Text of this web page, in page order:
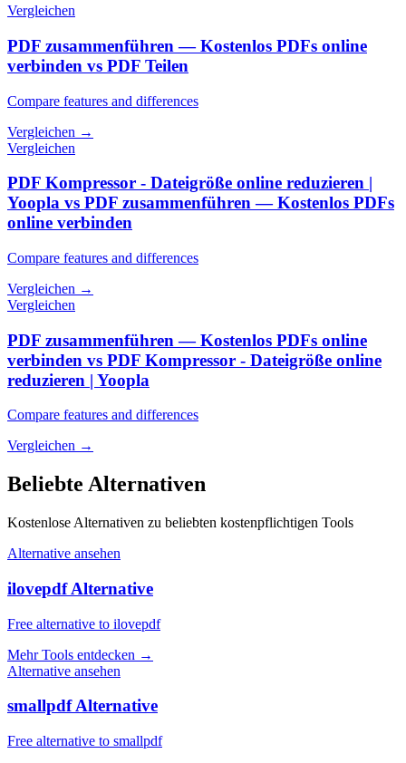
Vergleichen
PDF zusammenführen — Kostenlos PDFs online
verbinden vs PDF Teilen
Compare features and differences
Vergleichen →
Vergleichen
PDF Kompressor - Dateigröße online reduzieren |
Yoopla vs PDF zusammenführen — Kostenlos PDFs
online verbinden
Compare features and differences
Vergleichen →
Vergleichen
PDF zusammenführen — Kostenlos PDFs online
verbinden vs PDF Kompressor - Dateigröße online
reduzieren | Yoopla
Compare features and differences
Vergleichen →
Beliebte Alternativen
Kostenlose Alternativen zu beliebten kostenpflichtigen Tools
Alternative ansehen
ilovepdf Alternative
Free alternative to ilovepdf
Mehr Tools entdecken →
Alternative ansehen
smallpdf Alternative
Free alternative to smallpdf